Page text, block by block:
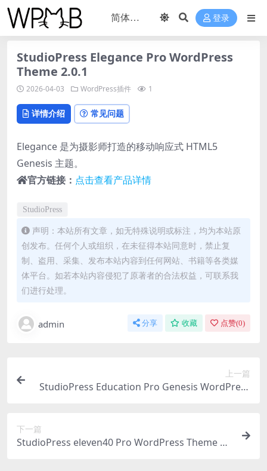
登录
StudioPress Elegance Pro WordPress
Theme 2.0.1
2026-04-03 WordPress插件 1
详情介绍 常见问题
Elegance 是为摄影师打造的移动响应式 HTML5
Genesis 主题。
官方链接： 点击查看产品详情
StudioPress
声明：本站所有文章，如无特殊说明或标注，均为本站原
创发布。任何个人或组织，在未征得本站同意时，禁止复
制、盗用、采集、发布本站内容到任何网站、书籍等各类媒
体平台。如若本站内容侵犯了原著者的合法权益，可联系我
们进行处理。
admin 分享 收藏 点赞(0)
上一篇
StudioPress Education Pro Genesis WordPress
下一篇
StudioPress eleven40 Pro WordPress Theme 2.